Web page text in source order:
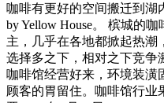
咖啡有更好的空间搬迁到湖
by Yellow House。 槟城的
主，几乎在各地都掀起热潮
选择多之下，相对之下竞争
咖啡馆经营好来，环境装潢
顾客的胃留住。咖啡馆行